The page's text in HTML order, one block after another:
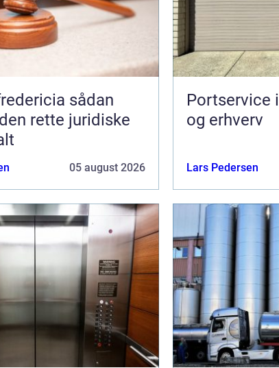
sådan
rette juridiske
05 august 2026
Portservice
og erhverv
Lars Pedersen